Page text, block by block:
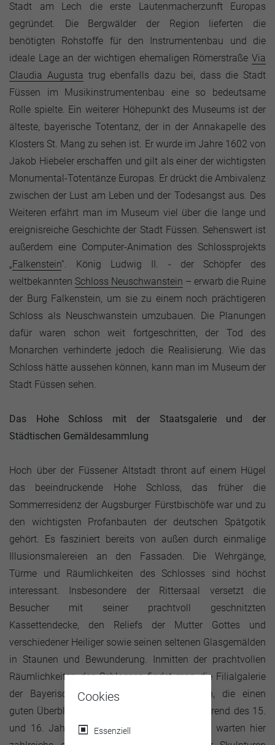
Stadt am Lech die erste Lautenmacherzunft Europas
gegründet. Die Bergwälder der Region lieferten die
benötigten Rohstoffe für den Instrumentenbau und die
ideale Lage an der wichtigen ehemaligen Römerstraße Via
Claudia Augusta trug ebenfalls dazu bei, dass die Stadt
Füssen im Musikinstrumentenbau eine so bedeutsame
Rolle spielte. Ein weiterer Höhepunkt des Museums ist der
älteste, bayerische Totentanz, der in der Annakapelle des
Klosters St. Mang zu sehen ist. Er wurde im Jahre 1602 von
Jakob Hiebeler erschaffen und gilt als einer der wichtigsten
Monumental-Totentänze Europas. Er drückt die Ambivalenz
zwischen der Lust am Leben und der Todesangst aus. Des
Weiteren erfährt man im Museum viel über die lange und
ereignisreiche Geschichte der Stadt Füssen. Sehenswert ist
außerdem eine Computer-Animation des Schlossprojekts
„Falkenstein“. König Ludwig II. - der Schöpfer des
weltbekannten Schloss Neuschwanstein – erwarb die Ruine
der Burg Falkenstein, um sie zu einem noch prächtigeren
Schloss als Neuschwanstein umzubauen. Die Planungen
dafür waren schon weit fortgeschritten, der Tod des
Monarchen verhinderte jedoch die Realisierung. Wie das
Schloss hätte aussehen können, kann man im Museum der
Stadt Füssen sehen.
Das Hohe Schloss mit der Staatsgalerie und der
Städtischen Gemäldesammlung
Hoch über der Füssener Altstadt thront auf einem Hügel
das beeindruckende Hohe Schloss, das früher die
Sommerresidenz der Augsburger Fürstbischöfe war und zu
den wichtigsten Profanbauten der deutschen Spätgotik
gehört. Es fasziniert bereits von außen durch einmalige
Illusionsmalereien an den Fassaden. Die Wehrgänge,
Türme und Räumlichkeiten des Schlosses sind höchst
interessant. Insbesondere der Rittersaal versetzt die
Besucher mit seiner prachtvoll geschnitzten
Kassettendecke, den Reliefs der Mutter Gottes und
verschiedener Heiliger sowie seinen seltenen Glasgemälden
in Staunen und Bewunderung. Inmitten der prachtvollen
Räumlichkeiten des Schlosses findet man die Filialgalerie
der Bayerischen Staatsgemäldesammlungen, die einen
guten Überblick über die Kunst im Allgäu während des 15.
und 16. Jahrhunderts gibt. Auf die Besucher warten hier
Cookies
Essenziell